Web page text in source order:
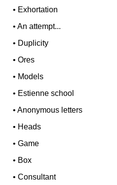
• Exhortation
•An attempt...
• Duplicity
•Ores
• Models
• Estienne school
•Anonymous letters
• Heads
•Game
• Box
•Consultant